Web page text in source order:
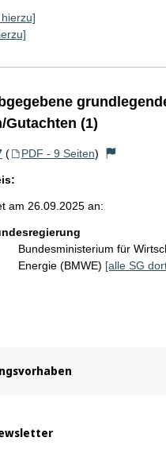
Gutachten (1)
( PDF - 9 Seiten)
am 26.09.2025 an:
Bundesministerium für
Energie (BMWE) [alle SG